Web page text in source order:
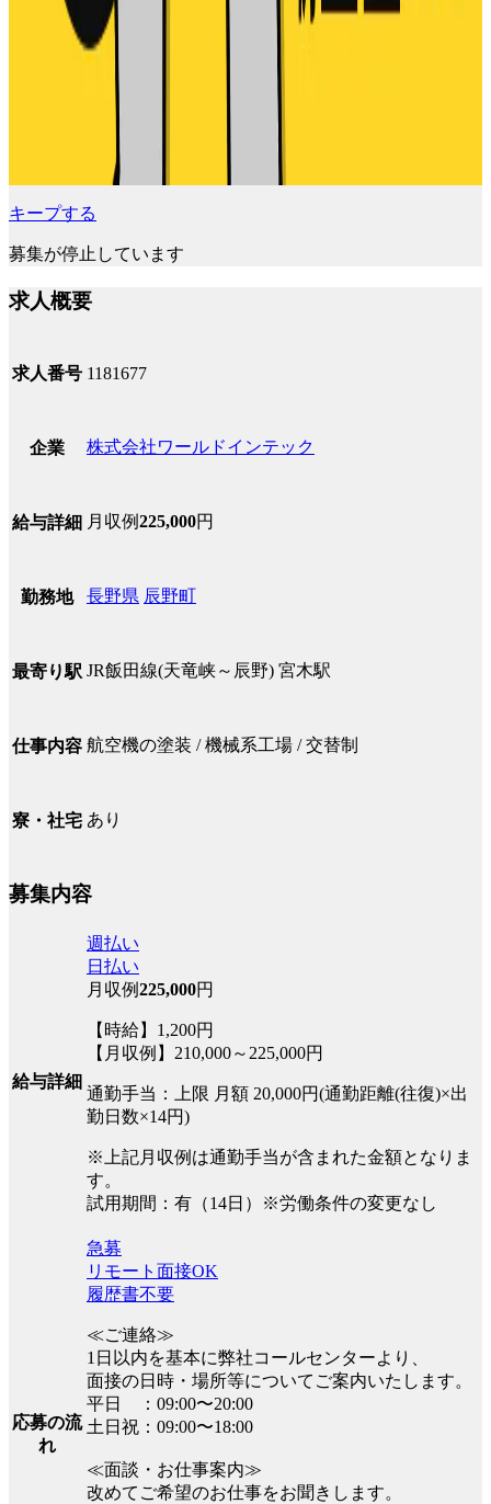
キープする
募集が停止しています
求人概要
求人番号 1181677
企業 株式会社ワールドインテック
給与詳細 月収例225,000円
勤務地 長野県 辰野町
最寄り駅 JR飯田線(天竜峡～辰野) 宮木駅
仕事内容 航空機の塗装 / 機械系工場 / 交替制
寮・社宅 あり
募集内容
給与詳細
週払い
日払い
月収例225,000円
【時給】1,200円
【月収例】210,000～225,000円
通勤手当：上限 月額 20,000円(通勤距離(往復)×出
勤日数×14円)
※上記月収例は通勤手当が含まれた金額となりま
す。
試用期間：有（14日）※労働条件の変更なし
応募の流
れ
急募
リモート面接OK
履歴書不要
≪ご連絡≫
1日以内を基本に弊社コールセンターより、
面接の日時・場所等についてご案内いたします。
平日 ：09:00〜20:00
土日祝：09:00〜18:00
≪面談・お仕事案内≫
改めてご希望のお仕事をお聞きします。